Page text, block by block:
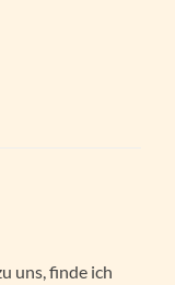
uns, finde ich